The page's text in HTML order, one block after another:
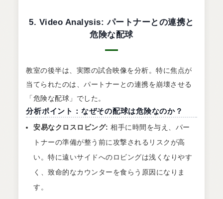
5. Video Analysis: パートナーとの連携と
危険な配球
教室の後半は、実際の試合映像を分析。特に焦点が
当てられたのは、パートナーとの連携を崩壊させる
「危険な配球」でした。
分析ポイント：なぜその配球は危険なのか？
安易なクロスロビング: 相手に時間を与え、パー
トナーの準備が整う前に攻撃されるリスクが高
い。特に遠いサイドへのロビングは浅くなりやす
く、致命的なカウンターを食らう原因になりま
す。